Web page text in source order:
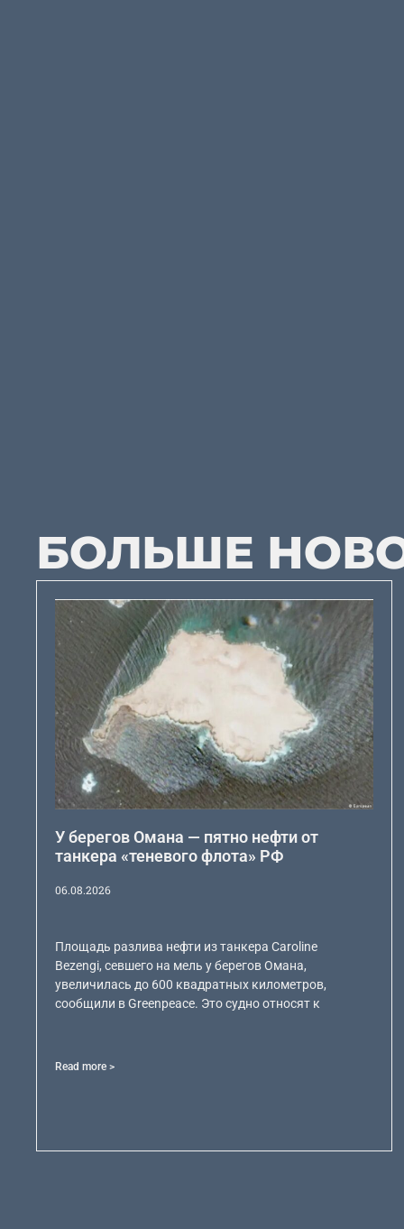
БОЛЬШЕ
У берегов Омана — пятно нефти от
танкера «теневого флота» РФ
06.08.2026
Площадь разлива нефти из танкера Caroline
Bezengi, севшего на мель у берегов Омана,
увеличилась до 600 квадратных километров,
сообщили в Greenpeace. Это судно относят к
Read more >